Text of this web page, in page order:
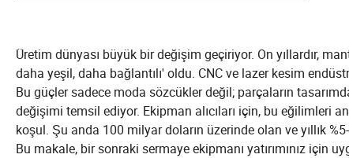
Üretim dünyası büyük bir değişim geçiriyor. On yıllardır,
daha yeşil, daha bağlantılı' oldu. CNC ve lazer kesim
Bu güçler sadece moda sözcükler değil; parçaların
değişimi temsil ediyor. Ekipman alıcıları için, bu eğilimleri
koşul. Şu anda 100 milyar doların üzerinde olan ve yıllık
Bu makale, bir sonraki sermaye ekipmanı yatırımınız için